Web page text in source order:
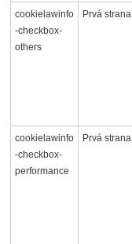
cookielawinfo
-checkbox-
others
Prvá strana
cookielawinfo
-checkbox-
performance
Prvá strana